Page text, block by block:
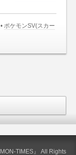
•ポケモンSV(スカー
TIMES』 All Rights